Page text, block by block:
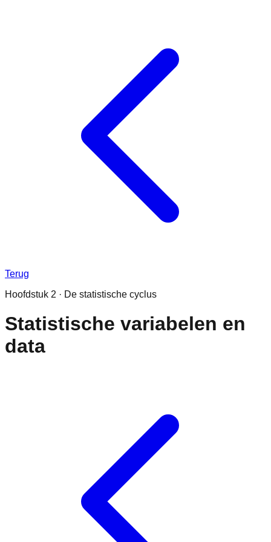
Terug
Hoofdstuk 2 · De statistische cyclus
Statistische variabelen en
data